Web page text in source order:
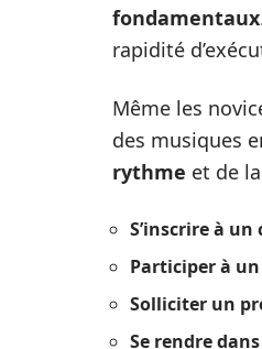
fondamentaux
rapidité
Même les
des musiques
rythme et de
S’inscrire à
Participer à
Solliciter un
Se rendre